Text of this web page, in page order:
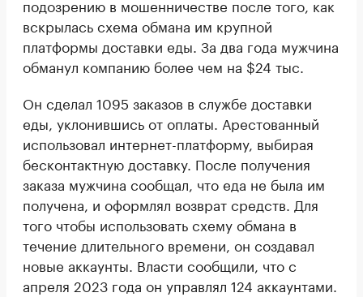
подозрению в мошенничестве после того, как
вскрылась схема обмана им крупной
платформы доставки еды. За два года мужчина
обманул компанию более чем на $24 тыс.
Он сделал 1095 заказов в службе доставки
еды, уклонившись от оплаты. Арестованный
использовал интернет-платформу, выбирая
бесконтактную доставку. После получения
заказа мужчина сообщал, что еда не была им
получена, и оформлял возврат средств. Для
того чтобы использовать схему обмана в
течение длительного времени, он создавал
новые аккаунты. Власти сообщили, что с
апреля 2023 года он управлял 124 аккаунтами.